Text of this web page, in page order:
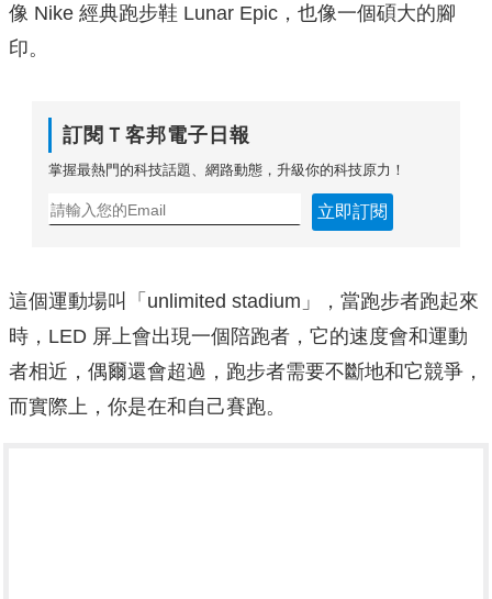
像 Nike 經典跑步鞋 Lunar Epic，也像一個碩大的腳
印。
訂閱Ｔ客邦電子日報
掌握最熱門的科技話題、網路動態，升級你的科技原力！
立即訂閱
這個運動場叫「unlimited stadium」，當跑步者跑起來
時，LED 屏上會出現一個陪跑者，它的速度會和運動
者相近，偶爾還會超過，跑步者需要不斷地和它競爭，
而實際上，你是在和自己賽跑。